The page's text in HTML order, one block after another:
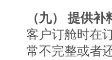
（九） 提供补
客户订舱时在
常不完整或者